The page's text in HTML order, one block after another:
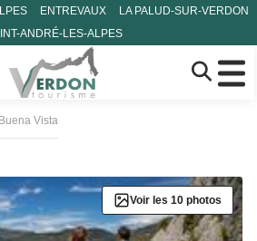
ENTREVAUX
LA PALUD-SUR-VERDON
ANDRÉ-LES-ALPES
Buena Vista
Voir les 10 photos